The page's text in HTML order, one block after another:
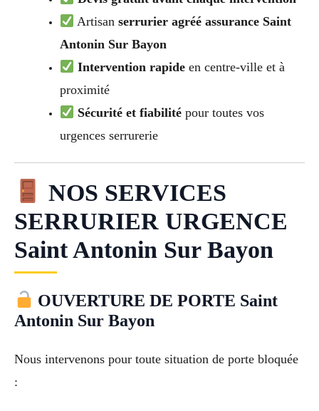
Artisanserrurier agréé assurance Saint
Antonin Sur Bayon
Intervention rapide en centre-ville et à
proximité
Sécurité et fiabilité pour toutes vos
urgences serrurerie
NOS SERVICES
SERRURIER URGENCE
Saint Antonin Sur Bayon
OUVERTURE DE PORTE Saint
Antonin Sur Bayon
Nous intervenons pour toute situation de porte bloquée
: